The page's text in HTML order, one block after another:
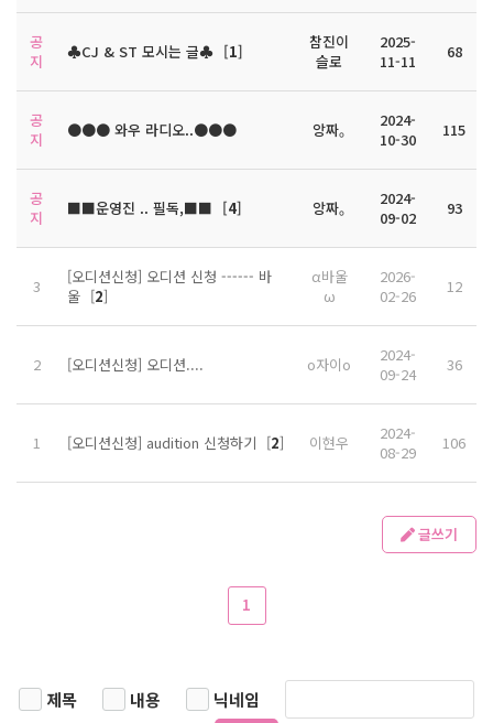
공
지
♣CJ & ST 모시는 글♣ [1]
참진이
슬로
2025-
11-11
68
공
지
●●● 와우 라디오..●●● 앙짜｡
2024-
10-30
115
공
지
■■운영진 .. 필독,■■ [4] 앙짜｡
2024-
09-02
93
3
[오디션신청] 오디션 신청 ------ 바
울 [2]
α바울
ω
2026-
02-26
12
2 [오디션신청] 오디션.... o자이o
2024-
09-24
36
1 [오디션신청] audition 신청하기 [2] 이현우
2024-
08-29
106
글쓰기
1
제목 내용 닉네임